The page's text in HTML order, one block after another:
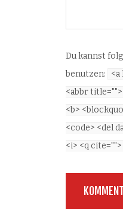
Du kannst
benutzen:
<abbr
<b>
<code> <del
<i> <q